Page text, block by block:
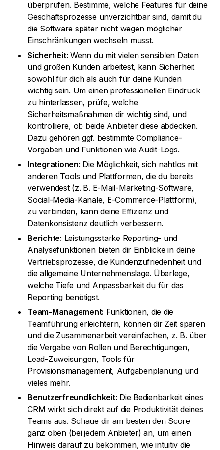
überprüfen. Bestimme, welche Features für deine
Geschäftsprozesse unverzichtbar sind, damit du
die Software später nicht wegen möglicher
Einschränkungen wechseln musst.
Sicherheit: Wenn du mit vielen sensiblen Daten
und großen Kunden arbeitest, kann Sicherheit
sowohl für dich als auch für deine Kunden
wichtig sein. Um einen professionellen Eindruck
zu hinterlassen, prüfe, welche
Sicherheitsmaßnahmen dir wichtig sind, und
kontrolliere, ob beide Anbieter diese abdecken.
Dazu gehören ggf. bestimmte Compliance-
Vorgaben und Funktionen wie Audit-Logs.
Integrationen: Die Möglichkeit, sich nahtlos mit
anderen Tools und Plattformen, die du bereits
verwendest (z. B. E-Mail-Marketing-Software,
Social-Media-Kanäle, E-Commerce-Plattform),
zu verbinden, kann deine Effizienz und
Datenkonsistenz deutlich verbessern.
Berichte: Leistungsstarke Reporting- und
Analysefunktionen bieten dir Einblicke in deine
Vertriebsprozesse, die Kundenzufriedenheit und
die allgemeine Unternehmenslage. Überlege,
welche Tiefe und Anpassbarkeit du für das
Reporting benötigst.
Team-Management: Funktionen, die die
Teamführung erleichtern, können dir Zeit sparen
und die Zusammenarbeit vereinfachen, z. B. über
die Vergabe von Rollen und Berechtigungen,
Lead-Zuweisungen, Tools für
Provisionsmanagement, Aufgabenplanung und
vieles mehr.
Benutzerfreundlichkeit: Die Bedienbarkeit eines
CRM wirkt sich direkt auf die Produktivität deines
Teams aus. Schaue dir am besten den Score
ganz oben (bei jedem Anbieter) an, um einen
Hinweis darauf zu bekommen, wie intuitiv die